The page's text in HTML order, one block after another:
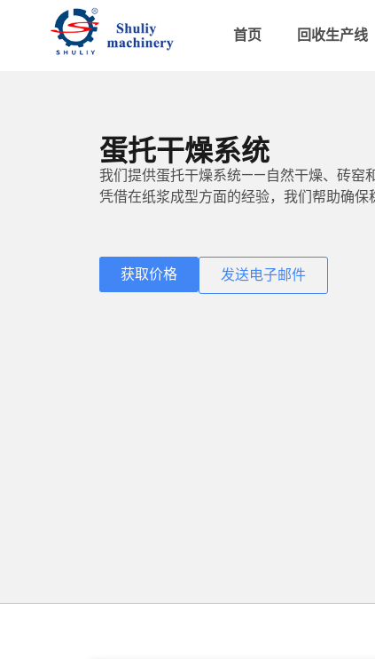
首页 回收生产线
蛋托干燥系统
我们提供蛋托干燥系统——自然干燥、砖窑
凭借在纸浆成型方面的经验，我们帮助确保
获取价格 发送电子邮件